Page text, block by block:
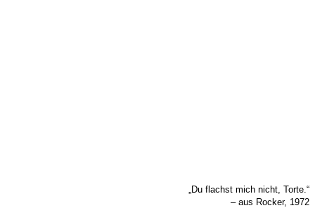
„Du flachst mich nicht, Torte.“
– aus Rocker, 1972